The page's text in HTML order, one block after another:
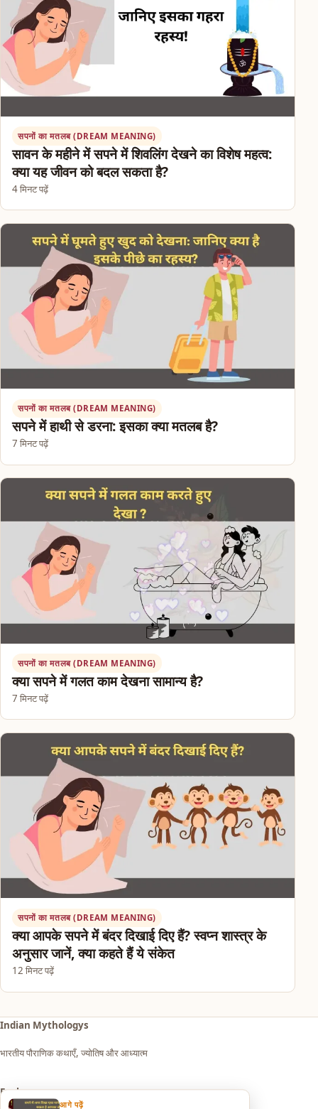
सपनों का मतलब (DREAM MEANING)
सावन के महीने में सपने में शिवलिंग देखने का विशेष महत्व:
क्या यह जीवन को बदल सकता है?
4 मिनट पढ़ें
सपनों का मतलब (DREAM MEANING)
सपने में हाथी से डरना: इसका क्या मतलब है?
7 मिनट पढ़ें
सपनों का मतलब (DREAM MEANING)
क्या सपने में गलत काम देखना सामान्य है?
7 मिनट पढ़ें
सपनों का मतलब (DREAM MEANING)
क्या आपके सपने में बंदर दिखाई दिए हैं? स्वप्न शास्त्र के
अनुसार जानें, क्या कहते हैं ये संकेत
12 मिनट पढ़ें
आगे पढ़ें
Indian Mythologys
भारतीय पौराणिक कथाएँ, ज्योतिष और आध्यात्म
Explore